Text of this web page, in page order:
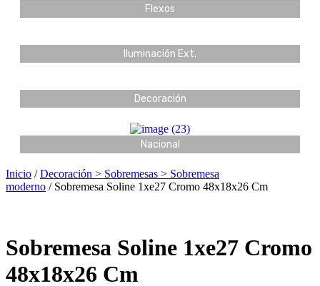
Flexos
Iluminación Ext.
Decoración
Nacional
Inicio /Decoración > Sobremesas > Sobremesa
moderno / Sobremesa Soline 1xe27 Cromo 48x18x26 Cm
Sobremesa Soline 1xe27 Cromo
48x18x26 Cm